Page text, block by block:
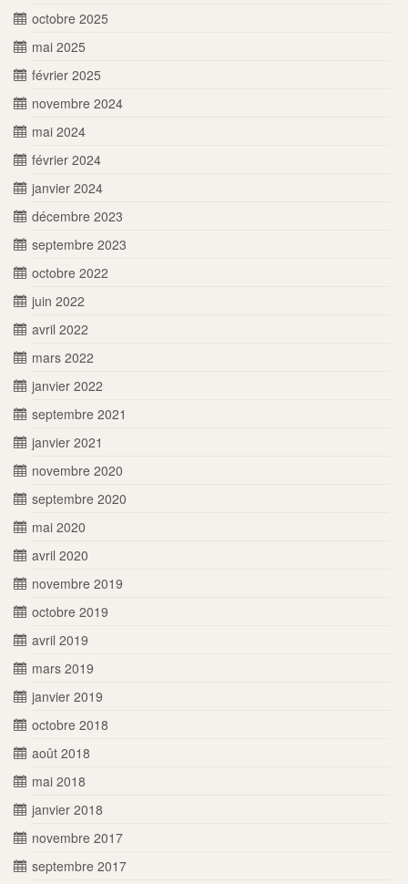
octobre 2025
mai 2025
février 2025
novembre 2024
mai 2024
février 2024
janvier 2024
décembre 2023
septembre 2023
octobre 2022
juin 2022
avril 2022
mars 2022
janvier 2022
septembre 2021
janvier 2021
novembre 2020
septembre 2020
mai 2020
avril 2020
novembre 2019
octobre 2019
avril 2019
mars 2019
janvier 2019
octobre 2018
août 2018
mai 2018
janvier 2018
novembre 2017
septembre 2017